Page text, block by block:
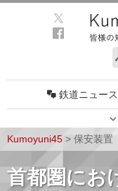
鉄道ニュース
車両技術
ルール
Kumoyuni45 > 保安装置
首都圏にお